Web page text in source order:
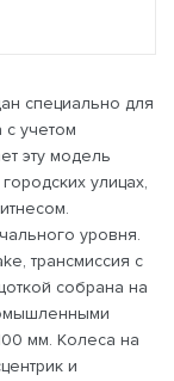
специально для
учетом
эту модель
улицах,
уровня.
трансмиссия с
собрана на
мм. Колеса на
и